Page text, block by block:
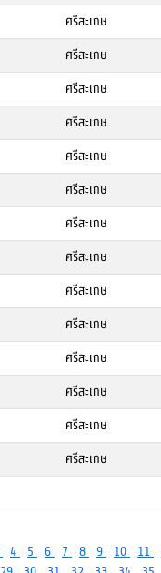
ศรีสะเกษ
ศรีสะเกษ
ศรีสะเกษ
ศรีสะเกษ
ศรีสะเกษ
ศรีสะเกษ
ศรีสะเกษ
ศรีสะเกษ
ศรีสะเกษ
ศรีสะเกษ
ศรีสะเกษ
ศรีสะเกษ
ศรีสะเกษ
ศรีสะเกษ
4 5 6 7 8 9 10 11